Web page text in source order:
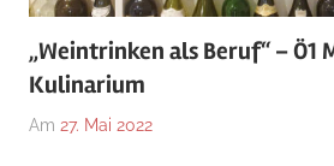
„Weintrinken als Beruf“ – Ö1
Kulinarium
Am 27. Mai 2022